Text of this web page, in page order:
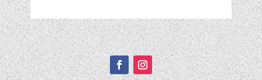
Подписывайтесь!